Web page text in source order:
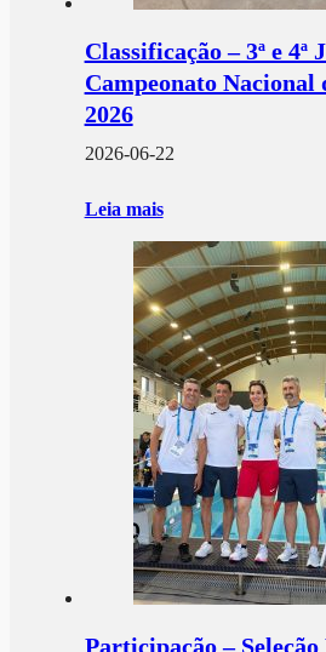
Classificação – 3ª e 4ª
Campeonato Nacional
2026
2026-06-22
Leia mais
Participação –